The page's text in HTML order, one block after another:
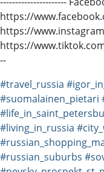
https://
https://
https://
--
#travel_russia
#suomalainen_pietari
#living_in_russia
#russian_suburbs